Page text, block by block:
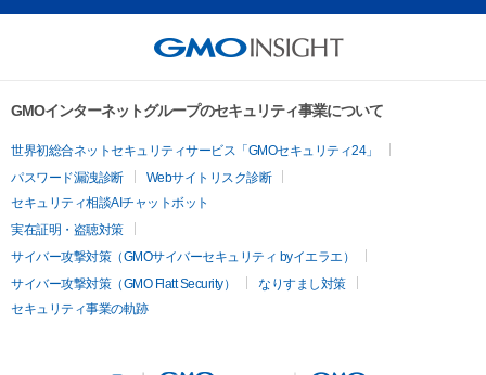
GMOインターネットグループのセキュリティ事業について
世界初総合ネットセキュリティサービス「GMOセキュリティ24」
パスワード漏洩診断
Webサイトリスク診断
セキュリティ相談AIチャットボット
実在証明・盗聴対策
サイバー攻撃対策（GMOサイバーセキュリティ byイエラエ）
サイバー攻撃対策（GMO Flatt Security）
なりすまし対策
セキュリティ事業の軌跡